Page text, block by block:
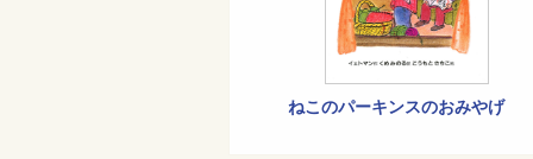
ねこのパーキンスのおみやげ